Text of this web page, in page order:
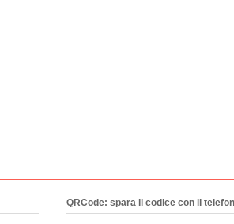
QRCode: spara il codice con il